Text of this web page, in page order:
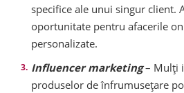
specifice ale unui singur client.
oportunitate pentru afacerile
personalizate.
Influencer marketing– Mulți
produselor de înfrumusețare